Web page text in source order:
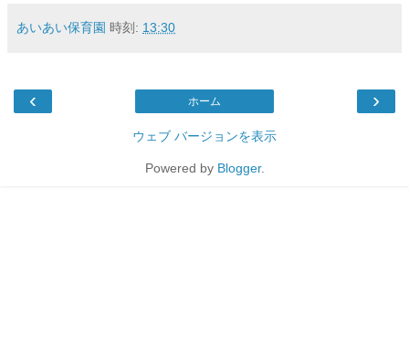
あいあい保育園 時刻: 13:30
‹ ›
ホーム
ウェブ バージョンを表示
Powered by Blogger.